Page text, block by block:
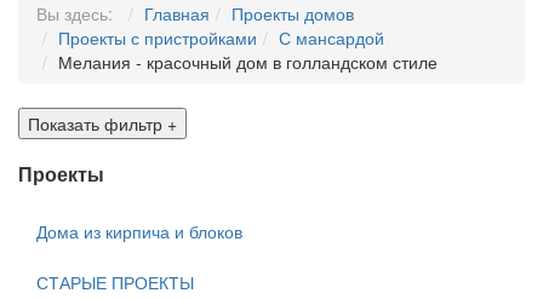
Вы здесь: Главная
Проекты домов
Проекты с пристройками
С мансардой
Мелания - красочный дом в голландском стиле
Показать фильтр +
Проекты
Дома из кирпича и блоков
СТАРЫЕ ПРОЕКТЫ